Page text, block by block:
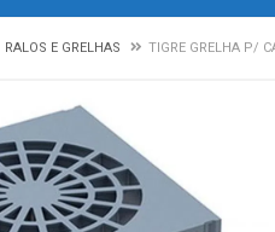
RALOS E GRELHAS TIGRE GRELHA P/